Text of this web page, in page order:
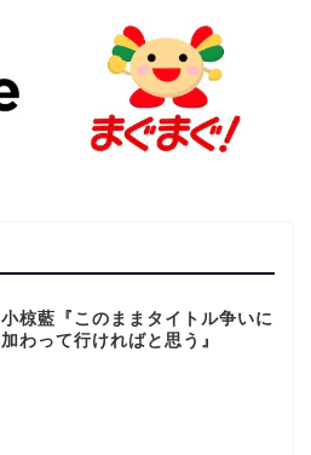
小椋藍『このままタイトル争いに
加わって行ければと思う』